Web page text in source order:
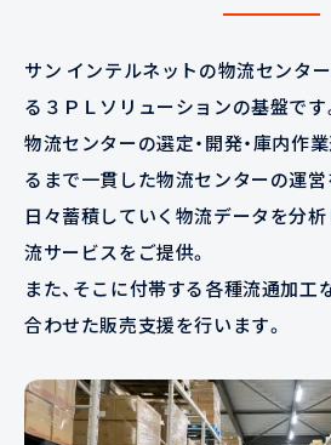
サン インテルネットの物流センタ
る３ＰＬソリューションの基盤です
物流センターの選定・開発・庫内作
るまで一貫した物流センターの運営
日々蓄積していく物流データを分析
流サービスをご提供。
また、そこに付帯する各種流通加工
合わせた販売支援を行います。